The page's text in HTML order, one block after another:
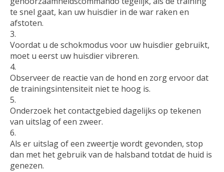
te snel gaat, kan uw huisdier in de war raken en
afstoten.
Voordat u de schokmodus voor uw huisdier gebruikt,
moet u eerst uw huisdier vibreren.
Observeer de reactie van de hond en zorg ervoor dat
de trainingsintensiteit niet te hoog is.
Onderzoek het contactgebied dagelijks op tekenen
van uitslag of een zweer.
Als er uitslag of een zweertje wordt gevonden, stop
dan met het gebruik van de halsband totdat de huid is
genezen.